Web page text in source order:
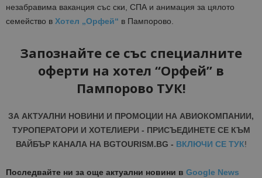
незабравима ваканция със ски, СПА и анимация за цялото
семейство в Хотел „Орфей“ в Пампорово.
Запознайте се със специалните
оферти на хотел “Орфей” в
Пампорово ТУК!
ЗА АКТУАЛНИ НОВИНИ И ПРОМОЦИИ НА АВИОКОМПАНИИ,
ТУРОПЕРАТОРИ И ХОТЕЛИЕРИ - ПРИСЪЕДИНЕТЕ СЕ КЪМ
ВАЙБЪР КАНАЛА НА BGTOURISM.BG - ВКЛЮЧИ СЕ ТУК!
Последвайте ни за още актуални новини в Google News